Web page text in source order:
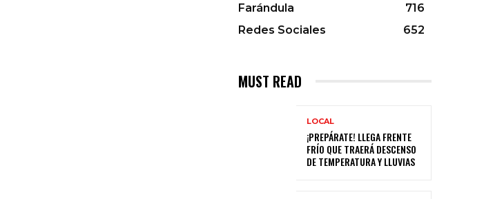
Farándula
716
Redes Sociales
652
MUST READ
LOCAL
¡PREPÁRATE! LLEGA FRENTE
FRÍO QUE TRAERÁ DESCENSO
DE TEMPERATURA Y LLUVIAS